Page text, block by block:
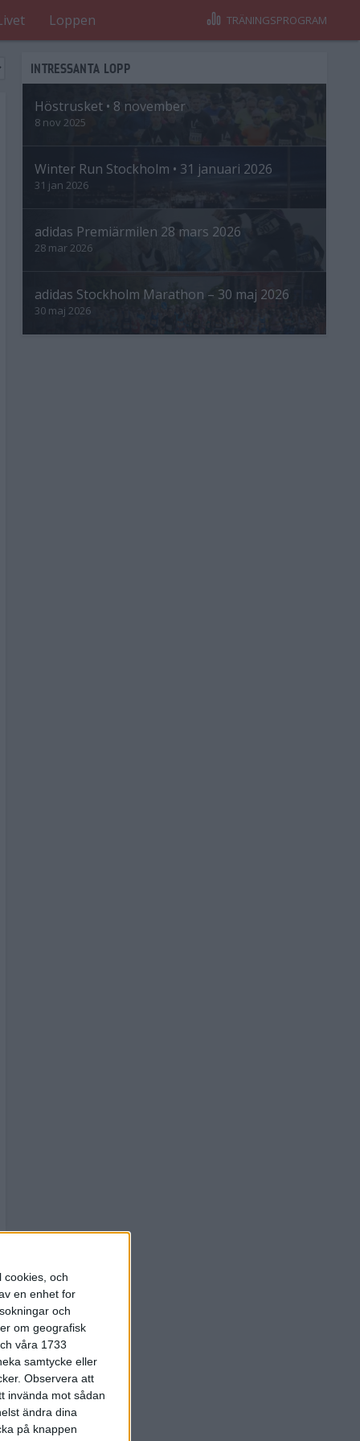
cookies, och
en enhet for
och
om geografisk
våra 1733
samtycke eller
Observera att
invända mot sådan
ändra dina
på knappen
Loppen TRÄNINGSPROGRAM
INTRESSANTA LOPP
Höstrusket • 8 november
8 nov 2025
Winter Run Stockholm • 31 januari 2026
31 jan 2026
adidas Premiärmilen 28 mars 2026
28 mar 2026
adidas Stockholm Marathon – 30 maj 2026
30 maj 2026